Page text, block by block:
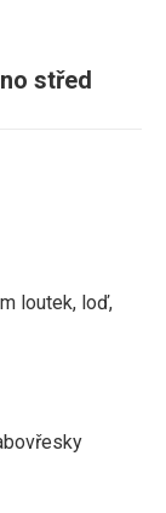
střed
loutek, loď,